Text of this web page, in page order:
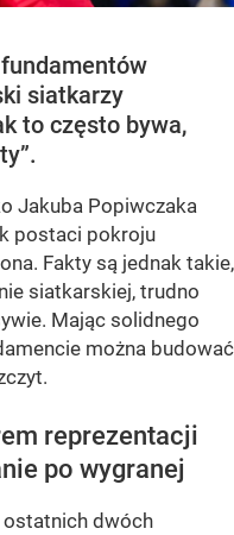
siatkarzy
to często bywa,
Jakuba Popiwczaka
postaci pokroju
Fakty są jednak takie,
siatkarskiej, trudno
Mając solidnego
można budować
reprezentacji
po wygranej
ostatnich dwóch